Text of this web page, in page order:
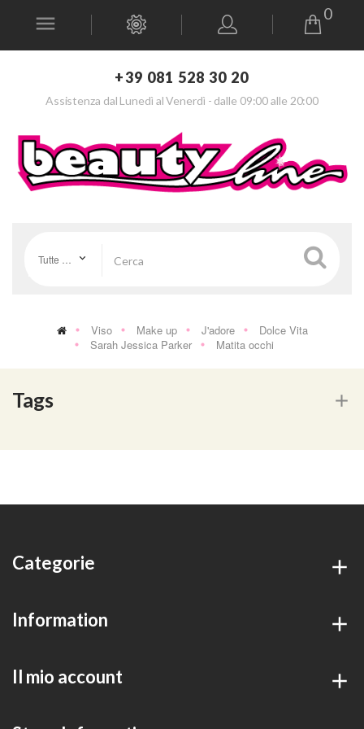
+39 081 528 30 20
Assistenza dal Lunedì al Venerdì - dalle 09:00 alle 20:00
0
Viso Make up J'adore
Dolce Vita
Sarah Jessica Parker
Matita occhi
Tags
Categorie
Information
Il mio account